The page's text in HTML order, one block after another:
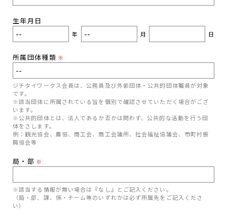
生年月日
年 月 日
所属団体種類 ※
ジチタイワークス会員は、公務員及び外郭団体・公共的団体職員が対象
です。
※該当団体に所属されている旨を個別で確認させていただく場合がござ
います。
※公共的団体とは、法人であるか否かは問わず、公共的な活動を行う団
体をさします。
例：観光協会、農協、商工会、商工会議所、社会福祉協議会、市町村振
興協会等
局・部 ※
※該当する情報が無い場合は『なし』とご記入ください。
（局・部、課、係・チーム等のいずれかは必ず所属先をご記入くださ
い）